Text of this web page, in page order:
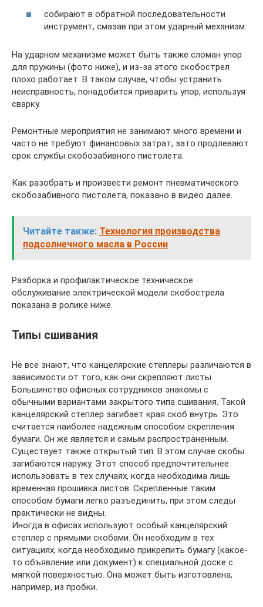
собирают в обратной последовательности
инструмент, смазав при этом ударный механизм.
На ударном механизме может быть также сломан упор
для пружины (фото ниже), и из-за этого скобострел
плохо работает. В таком случае, чтобы устранить
неисправность, понадобится приварить упор, используя
сварку.
Ремонтные мероприятия не занимают много времени и
часто не требуют финансовых затрат, зато продлевают
срок службы скобозабивного пистолета.
Как разобрать и произвести ремонт пневматического
скобозабивного пистолета, показано в видео далее.
Читайте также: Технология производства
подсолнечного масла в России
Разборка и профилактическое техническое
обслуживание электрической модели скобострела
показана в ролике ниже.
Типы сшивания
Не все знают, что канцелярские степлеры различаются в
зависимости от того, как они скрепляют листы.
Большинство офисных сотрудников знакомы с
обычными вариантами закрытого типа сшивания. Такой
канцелярский степлер загибает края скоб внутрь. Это
считается наиболее надежным способом скрепления
бумаги. Он же является и самым распространенным.
Существует также открытый тип. В этом случае скобы
загибаются наружу. Этот способ предпочтительнее
использовать в тех случаях, когда необходима лишь
временная прошивка листов. Скрепленные таким
способом бумаги легко разъединить, при этом следы
практически не видны.
Иногда в офисах используют особый канцелярский
степлер с прямыми скобами. Он необходим в тех
ситуациях, когда необходимо прикрепить бумагу (какое-
то объявление или документ) к специальной доске с
мягкой поверхностью. Она может быть изготовлена,
например, из пробки.